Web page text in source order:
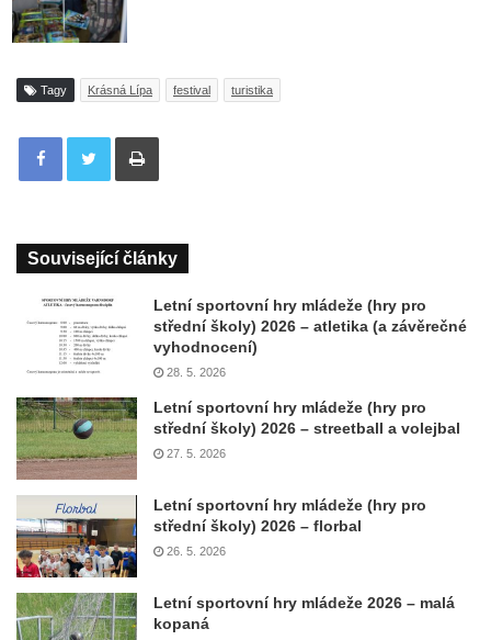
Tagy Krásná Lípa festival turistika
Tisknout
Související články
Letní sportovní hry mládeže (hry pro
střední školy) 2026 – atletika (a závěrečné
vyhodnocení)
28. 5. 2026
Letní sportovní hry mládeže (hry pro
střední školy) 2026 – streetball a volejbal
27. 5. 2026
Letní sportovní hry mládeže (hry pro
střední školy) 2026 – florbal
26. 5. 2026
Letní sportovní hry mládeže 2026 – malá
kopaná